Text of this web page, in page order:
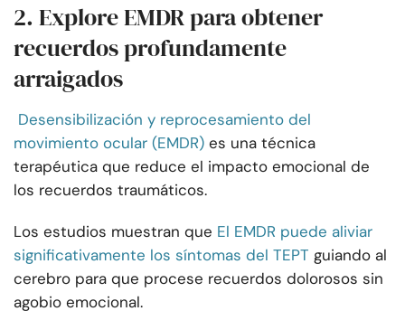
2. Explore EMDR para obtener
recuerdos profundamente
arraigados
Desensibilización y reprocesamiento del
movimiento ocular (EMDR) es una técnica
terapéutica que reduce el impacto emocional de
los recuerdos traumáticos.
Los estudios muestran que El EMDR puede aliviar
significativamente los síntomas del TEPT guiando al
cerebro para que procese recuerdos dolorosos sin
agobio emocional.